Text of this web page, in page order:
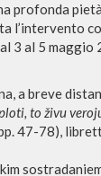
profonda
l’intervento
3 al 5
a breve
to živu
47-78),